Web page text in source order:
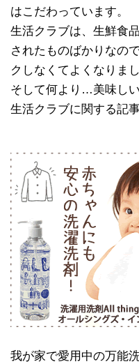
はこだわっています。
生活クラブは、生鮮食
されたものばかりなの
クしなくてよくなりまし
そして何より…美味しい
生活クラブに関する記
我が家で愛用中の万能洗